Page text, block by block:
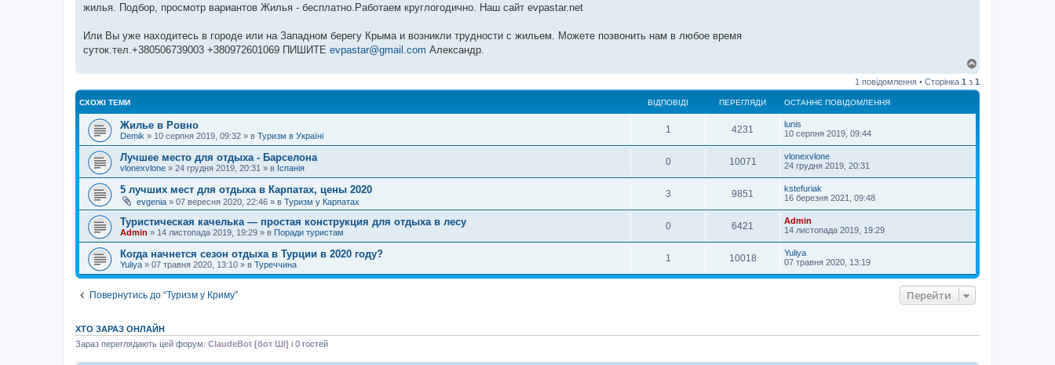
жилья. Подбор, просмотр вариантов Жилья - бесплатно.Работаем круглогодично. Наш сайт evpastar.net
Или Вы уже находитесь в городе или на Западном берегу Крыма и возникли трудности с жильем. Можете позвонить нам в любое время
суток.тел.+380506739003 +380972601069 ПИШИТЕ evpastar@gmail.com Александр.
г
о
1 повідомлення • Сторінка 1 з 1
СХОЖІ ТЕМИ ВІДПОВІДІ ПЕРЕГЛЯДИ ОСТАННЄ ПОВІДОМЛЕННЯ
Жилье в Ровно
Demik » 10 серпня 2019, 09:32 » в Туризм в Україні
1 4231
lunis
10 серпня 2019, 09:44
Лучшее место для отдыха - Барселона
vlonexvlone » 24 грудня 2019, 20:31 » в Іспанія
0 10071
vlonexvlone
24 грудня 2019, 20:31
5 лучших мест для отдыха в Карпатах, цены 2020
evgenia » 07 вересня 2020, 22:46 » в Туризм у Карпатах
3 9851
kstefuriak
16 березня 2021, 09:48
Туристическая качелька — простая конструкция для отдыха в лесу
Admin » 14 листопада 2019, 19:29 » в Поради туристам
0 6421
Admin
14 листопада 2019, 19:29
Когда начнется сезон отдыха в Турции в 2020 году?
Yuliya » 07 травня 2020, 13:10 » в Туреччина
1 10018
Yuliya
07 травня 2020, 13:19
Повернутись до “Туризм у Криму” Перейти
ХТО ЗАРАЗ ОНЛАЙН
Зараз переглядають цей форум: ClaudeBot [бот ШІ] і 0 гостей